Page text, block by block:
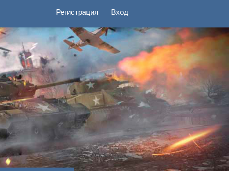
Регистрация Вход